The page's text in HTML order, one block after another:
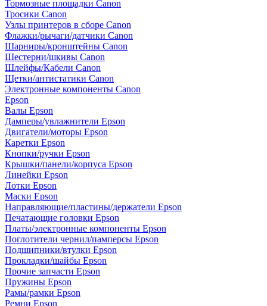
Тормозные площадки Canon
Тросики Canon
Узлы принтеров в сборе Canon
Флажки/рычаги/датчики Canon
Шарниры/кронштейны Canon
Шестерни/шкивы Canon
Шлейфы/Кабели Canon
Щетки/антистатики Canon
Электронные компоненты Canon
Epson
Валы Epson
Дамперы/увлажнители Epson
Двигатели/моторы Epson
Каретки Epson
Кнопки/ручки Epson
Крышки/панели/корпуса Epson
Линейки Epson
Лотки Epson
Маски Epson
Направляющие/пластины/держатели Epson
Печатающие головки Epson
Платы/электронные компоненты Epson
Поглотители чернил/памперсы Epson
Подшипники/втулки Epson
Прокладки/шайбы Epson
Прочие запчасти Epson
Пружины Epson
Рамы/рамки Epson
Ремни Epson